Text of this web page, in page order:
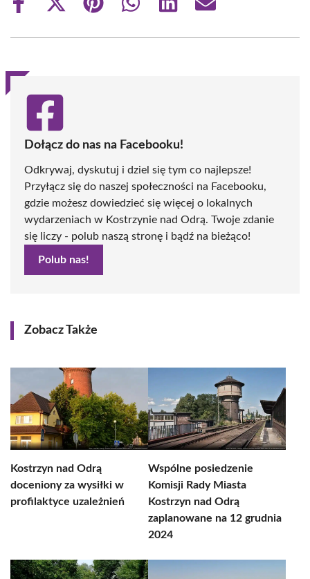
Share
Share
(Twitter)
Share
Share
Share
Share
Dołącz do nas na Facebooku!
Odkrywaj, dyskutuj i dziel się tym co najlepsze!
Przyłącz się do naszej społeczności na Facebooku,
gdzie możesz dowiedzieć się więcej o lokalnych
wydarzeniach w Kostrzynie nad Odrą. Twoje zdanie
się liczy - polub naszą stronę i bądź na bieżąco!
Polub nas!
Zobacz Także
Kostrzyn nad Odrą
doceniony za wysiłki w
profilaktyce uzależnień
Wspólne posiedzenie
Komisji Rady Miasta
Kostrzyn nad Odrą
zaplanowane na 12 grudnia
2024